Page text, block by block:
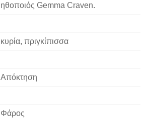
ηθοποιός Gemma Craven.
κυρία, πριγκίπισσα
Απόκτηση
Φάρος